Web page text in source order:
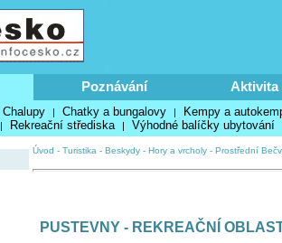
Poznávání Aktivita
Chalupy | Chatky a bungalovy | Kempy a
| Rekreační střediska | Výhodné balíčky ubytování
Úvod - Turistika - Beskydy - Hory a vrcholy - Prostřední
PUSTEVNY - REKREAČNÍ